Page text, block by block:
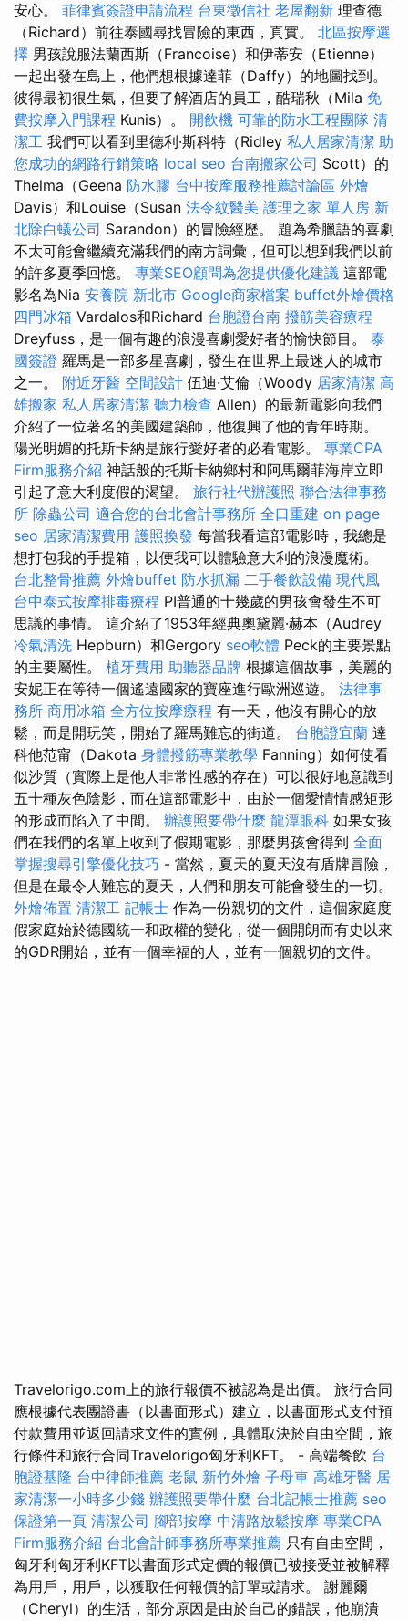
安心。 菲律賓簽證申請流程 台東徵信社 老屋翻新 理查德
（Richard）前往泰國尋找冒險的東西，真實。 北區按摩選
擇 男孩說服法蘭西斯（Francoise）和伊蒂安（Etienne）
一起出發在島上，他們想根據達菲（Daffy）的地圖找到。
彼得最初很生氣，但要了解酒店的員工，酷瑞秋（Mila 免
費按摩入門課程 Kunis）。 開飲機 可靠的防水工程團隊 清
潔工 我們可以看到里德利·斯科特（Ridley 私人居家清潔 助
您成功的網路行銷策略 local seo 台南搬家公司 Scott）的
Thelma（Geena 防水膠 台中按摩服務推薦討論區 外燴
Davis）和Louise（Susan 法令紋醫美 護理之家 單人房 新
北除白蟻公司 Sarandon）的冒險經歷。 題為希臘語的喜劇
不太可能會繼續充滿我們的南方詞彙，但可以想到我們以前
的許多夏季回憶。 專業SEO顧問為您提供優化建議 這部電
影名為Nia 安養院 新北市 Google商家檔案 buffet外燴價格
四門冰箱 Vardalos和Richard 台胞證台南 撥筋美容療程
Dreyfuss，是一個有趣的浪漫喜劇愛好者的愉快節目。 泰
國簽證 羅馬是一部多星喜劇，發生在世界上最迷人的城市
之一。 附近牙醫 空間設計 伍迪·艾倫（Woody 居家清潔 高
雄搬家 私人居家清潔 聽力檢查 Allen）的最新電影向我們
介紹了一位著名的美國建築師，他復興了他的青年時期。
陽光明媚的托斯卡納是旅行愛好者的必看電影。 專業CPA
Firm服務介紹 神話般的托斯卡納鄉村和阿馬爾菲海岸立即
引起了意大利度假的渴望。 旅行社代辦護照 聯合法律事務
所 除蟲公司 適合您的台北會計事務所 全口重建 on page
seo 居家清潔費用 護照換發 每當我看這部電影時，我總是
想打包我的手提箱，以便我可以體驗意大利的浪漫魔術。
台北整骨推薦 外燴buffet 防水抓漏 二手餐飲設備 現代風
台中泰式按摩排毒療程 PI普通的十幾歲的男孩會發生不可
思議的事情。 這介紹了1953年經典奧黛麗·赫本（Audrey
冷氣清洗 Hepburn）和Gergory seo軟體 Peck的主要景點
的主要屬性。 植牙費用 助聽器品牌 根據這個故事，美麗的
安妮正在等待一個遙遠國家的寶座進行歐洲巡遊。 法律事
務所 商用冰箱 全方位按摩療程 有一天，他沒有開心的放
鬆，而是開玩笑，開始了羅馬難忘的街道。 台胞證宜蘭 達
科他范甯（Dakota 身體撥筋專業教學 Fanning）如何使看
似沙質（實際上是他人非常性感的存在）可以很好地意識到
五十種灰色陰影，而在這部電影中，由於一個愛情情感矩形
的形成而陷入了中間。 辦護照要帶什麼 龍潭眼科 如果女孩
們在我們的名單上收到了假期電影，那麼男孩會得到 全面
掌握搜尋引擎優化技巧 - 當然，夏天的夏天沒有盾牌冒險，
但是在最令人難忘的夏天，人們和朋友可能會發生的一切。
外燴佈置 清潔工 記帳士 作為一份親切的文件，這個家庭度
假家庭始於德國統一和政權的變化，從一個開朗而有史以來
的GDR開始，並有一個幸福的人，並有一個親切的文件。
Travelorigo.com上的旅行報價不被認為是出價。 旅行合同
應根據代表團證書（以書面形式）建立，以書面形式支付預
付款費用並返回請求文件的實例，具體取決於自由空間，旅
行條件和旅行合同Travelorigo匈牙利KFT。 - 高端餐飲 台
胞證基隆 台中律師推薦 老鼠 新竹外燴 子母車 高雄牙醫 居
家清潔一小時多少錢 辦護照要帶什麼 台北記帳士推薦 seo
保證第一頁 清潔公司 腳部按摩 中清路放鬆按摩 專業CPA
Firm服務介紹 台北會計師事務所專業推薦 只有自由空間，
匈牙利匈牙利KFT以書面形式定價的報價已被接受並被解釋
為用戶，用戶，以獲取任何報價的訂單或請求。 謝麗爾
（Cheryl）的生活，部分原因是由於自己的錯誤，他崩潰